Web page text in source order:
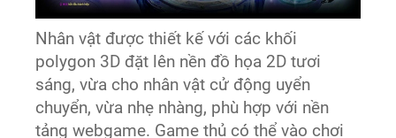
Nhân vật được thiết kế với các khối
polygon 3D đặt lên nền đồ họa 2D tươi
sáng, vừa cho nhân vật cử động uyển
chuyển, vừa nhẹ nhàng, phù hợp với nền
tảng webgame. Game thủ có thể vào chơi